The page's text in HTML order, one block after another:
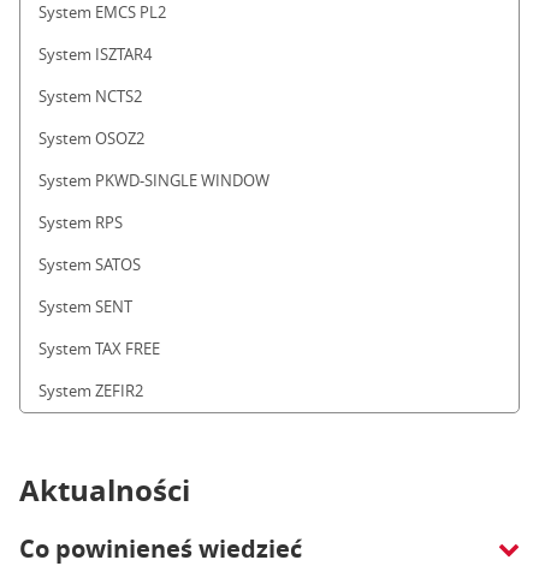
System EMCS PL2
System ISZTAR4
System NCTS2
System OSOZ2
System PKWD-SINGLE WINDOW
System RPS
System SATOS
System SENT
System TAX FREE
System ZEFIR2
Aktualności
Co powinieneś wiedzieć